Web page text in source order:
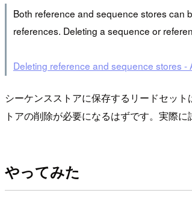
Both reference and sequence stores can
references. Deleting a sequence or
Deleting reference and sequence stores -
シーケンスストアに保存するリードセッ
トアの削除が必要になるはずです。実際に
やってみた